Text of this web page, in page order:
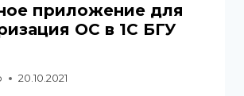
приложение для
ОС в 1С БГУ
20.10.2021